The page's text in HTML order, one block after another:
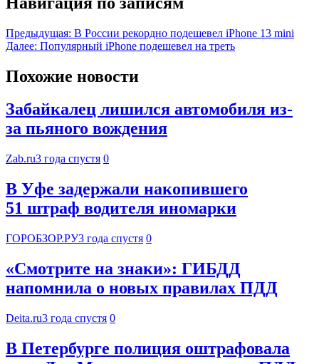
Предыдущая: В России рекордно подешевел iPhone 13 mini
Далее: Популярный iPhone подешевел на треть
Похожие новости
Забайкалец лишился автомобиля из-
за пьяного вождения
Zab.ru3 года спустя 0
В Уфе задержали накопившего
51 штраф водителя иномарки
ГОРОБЗОР.РУ3 года спустя 0
«Смотрите на знаки»: ГИБДД
напомнила о новых правилах ПДД
Deita.ru3 года спустя 0
В Петербурге полиция оштрафовала